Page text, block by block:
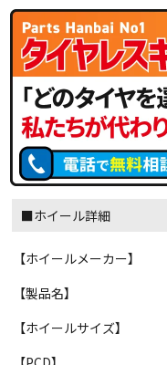
■ホイール詳細
【ホイールメーカー】
【製品名】
【ホイールサイズ】